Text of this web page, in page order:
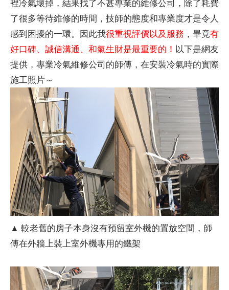
裡冷氣壞掉，結果找了不甚專業的維修公司，除了耗費
了很多等待維修的時間，技師的態度和專業度才是令人
感到困擾的一環。因此我很重視評價以及服務 ，畢竟有
好口碑、誠信溝通、和氣生財是最重要的！ 以下是網友
提供，專業冷氣維修公司的師傅，在安裝冷氣時的實際
施工照片～
▲ 較老舊的房子本身沒有預留室外機的置放空間，師
傅在外牆上裝上室外機專用的鐵架